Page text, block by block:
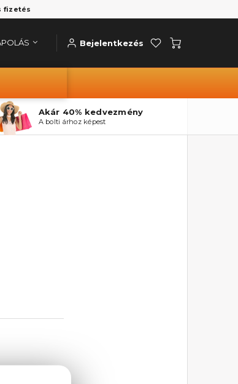
fizetés
Bejelentkezés
Akár 40% kedvezmény
A bolti árhoz képest